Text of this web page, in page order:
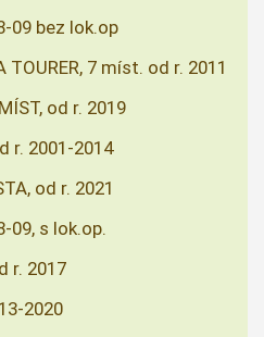
09 bez lok.op
TOURER, 7 míst. od r. 2011
od r. 2019
r. 2001-2014
od r. 2021
09, s lok.op.
r. 2017
2020